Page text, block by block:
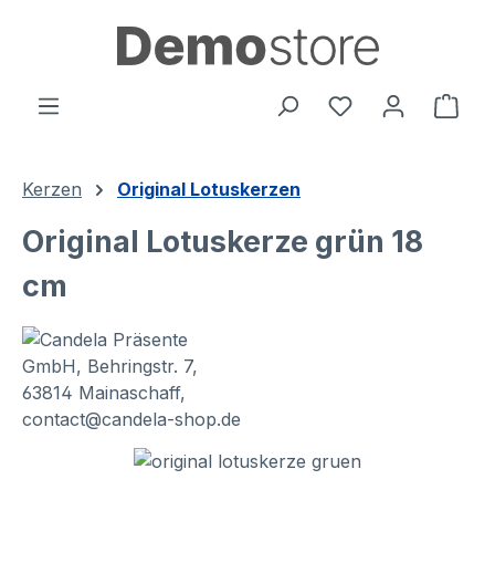
Kerzen Original Lotuskerzen
Original Lotuskerze grün 18
cm
Bildergalerie überspringen